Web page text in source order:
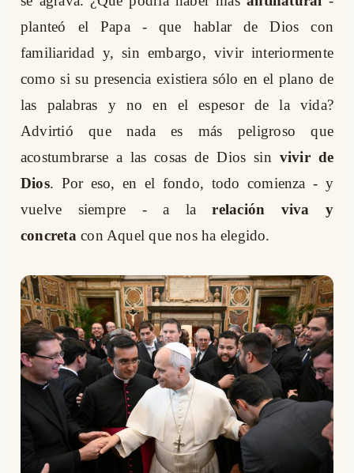
planteó el Papa - que hablar de Dios con
familiaridad y, sin embargo, vivir interiormente
como si su presencia existiera sólo en el plano de
las palabras y no en el espesor de la vida?
Advirtió que nada es más peligroso que
acostumbrarse a las cosas de Dios sin vivir de
Dios. Por eso, en el fondo, todo comienza - y
vuelve siempre - a la
relación viva y
concreta con Aquel que nos ha elegido.